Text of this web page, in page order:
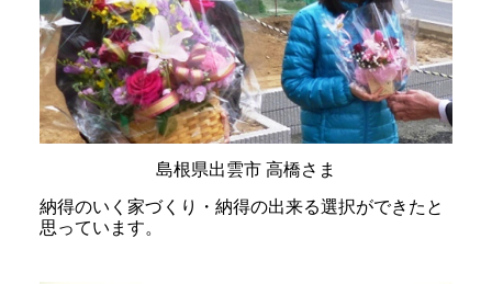
島根県出雲市 高橋さま
納得のいく家づくり・納得の出来る選択ができたと
思っています。